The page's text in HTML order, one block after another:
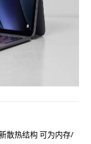
散热结构 可为内存/